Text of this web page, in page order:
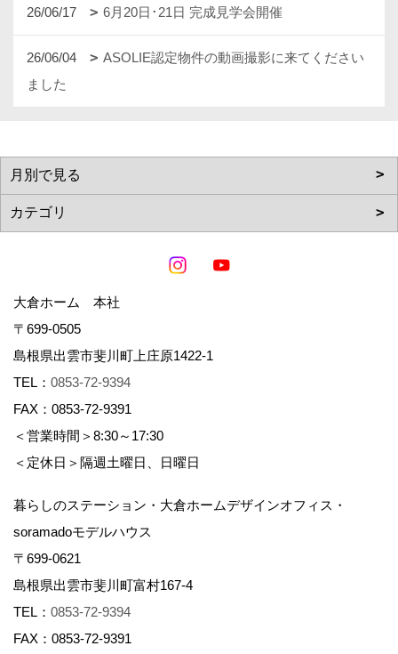
26/06/17 6月20日･21日 完成見学会開催
26/06/04
ASOLIE認定物件の動画撮影に来てください
ました
大倉ホーム 本社
〒699-0505
島根県出雲市斐川町上庄原1422-1
TEL： 0853-72-9394
FAX：0853-72-9391
＜営業時間＞8:30～17:30
＜定休日＞隔週土曜日、日曜日
暮らしのステーション・大倉ホームデザインオフィス・
soramadoモデルハウス
〒699-0621
島根県出雲市斐川町富村167-4
TEL： 0853-72-9394
FAX：0853-72-9391